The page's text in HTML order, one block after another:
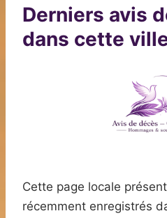
Derniers avis
dans cette
Cette page locale
récemment enregistrés